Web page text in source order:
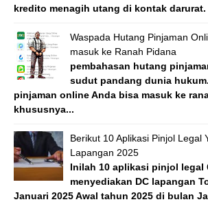
kredito menagih utang di kontak darurat.
Waspada Hutang Pinjaman
masuk ke Ranah Pidana
pembahasan hutang
sudut pandang dunia
pinjaman online Anda bisa masuk ke
khususnya...
Berikut 10 Aplikasi Pinjol Legal
Lapangan 2025
Inilah 10 aplikasi pinjol legal
menyediakan DC lapangan
Januari 2025 Awal tahun 2025 di bulan